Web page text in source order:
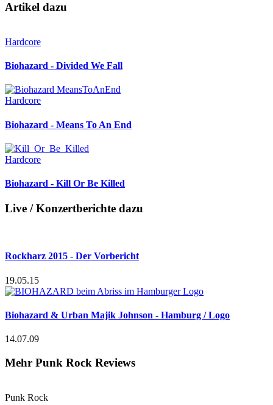
Artikel dazu
Hardcore
Biohazard - Divided We Fall
Hardcore
Biohazard - Means To An End
Hardcore
Biohazard - Kill Or Be Killed
Live / Konzertberichte dazu
Rockharz 2015 - Der Vorbericht
19.05.15
Biohazard & Urban Majik Johnson - Hamburg / Logo
14.07.09
Mehr Punk Rock Reviews
Punk Rock